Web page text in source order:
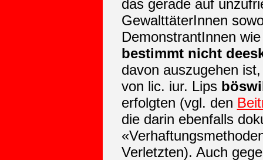
das gerade auf
GewalttäterInnen
DemonstrantInnen
bestimmt nicht
davon auszugehen
von lic. iur. Lips
erfolgten (vgl. den
die darin ebenfalls
Verletzten). Auch